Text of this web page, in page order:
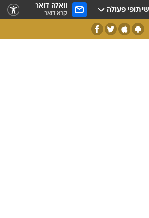
שיתופי פעולה וואלה דואר
קרא דואר